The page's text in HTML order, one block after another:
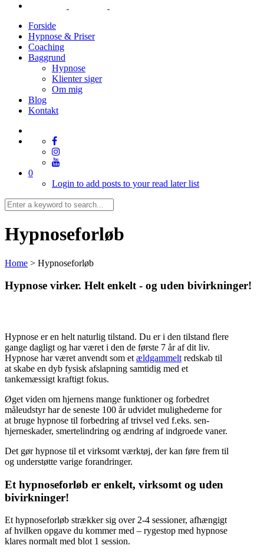
Forside
Hypnose & Priser
Coaching
Baggrund
Hypnose
Klienter siger
Om mig
Blog
Kontakt
0
Login to add posts to your read later list
Hypnoseforløb
Home > Hypnoseforløb
Hypnose virker. Helt enkelt - og uden bivirkninger!
Hypnose er en helt naturlig tilstand. Du er i den tilstand flere
gange dagligt og har været i den de første 7 år af dit liv.
Hypnose har været anvendt som et ældgammelt redskab til
at skabe en dyb fysisk afslapning samtidig med et
tankemæssigt kraftigt fokus.
Øget viden om hjernens mange funktioner og forbedret
måleudstyr har de seneste 100 år udvidet mulighederne for
at bruge hypnose til forbedring af trivsel ved f.eks. sen-
hjerneskader, smertelindring og ændring af indgroede vaner.
Det gør hypnose til et virksomt værktøj, der kan føre frem til
og understøtte varige forandringer.
Et hypnoseforløb er enkelt, virksomt og uden
bivirkninger!
Et hypnoseforløb strækker sig over 2-4 sessioner, afhængigt
af hvilken opgave du kommer med – rygestop med hypnose
klares normalt med blot 1 session.